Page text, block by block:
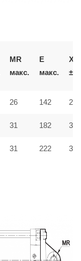
MR
макс.
E
макс.
XD
±2
26 142 275
31 182 315
31 222 335